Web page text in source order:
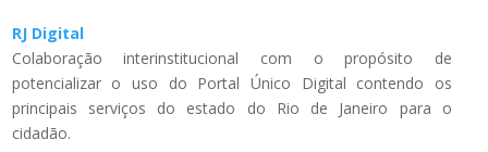
RJ Digital
Colaboração interinstitucional com o propósito de
potencializar o uso do Portal Único Digital contendo os
principais serviços do estado do Rio de Janeiro para o
cidadão.